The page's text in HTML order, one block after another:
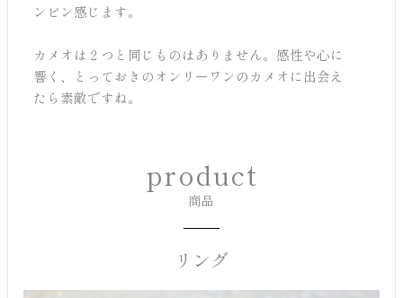
ンビン感じます。
カメオは２つと同じものはありません。感性や心に
響く、とっておきのオンリーワンのカメオに出会え
たら素敵ですね。
product
商品
リング